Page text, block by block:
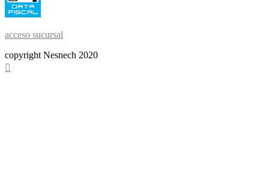
acceso sucursal
copyright Nesnech 2020
Scroll